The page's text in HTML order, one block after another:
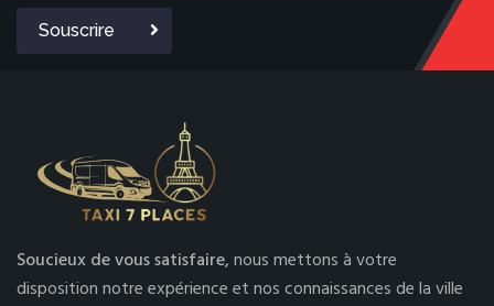
Souscrire
Soucieux de vous satisfaire,nous mettons à votre
disposition notre expérience et nos connaissances de la ville